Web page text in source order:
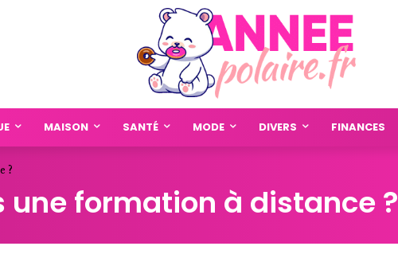
MAISON SANTÉ MODE DIVERS FINANCES
?
une formation à distance ?